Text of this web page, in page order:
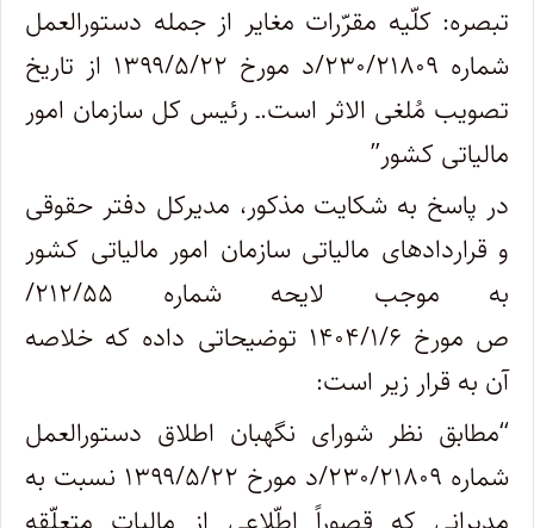
تبصره: کلّیه مقرّرات مغایر از جمله دستورالعمل
شماره ۲۳۰/۲۱۸۰۹/د مورخ ۱۳۹۹/۵/۲۲ از تاریخ
تصویب مُلغی الاثر است.ـ رئیس کل سازمان امور
مالیاتی کشور”
در پاسخ به شکایت مذکور، مدیرکل دفتر حقوقی
و قراردادهای مالیاتی سازمان امور مالیاتی کشور
به موجب لایحه شماره ۲۱۲/۵۵/
ص مورخ ۱۴۰۴/۱/۶ توضیحاتی داده که خلاصه
آن به قرار زیر است:
“مطابق نظر شورای نگهبان اطلاق دستورالعمل
شماره ۲۳۰/۲۱۸۰۹/د مورخ ۱۳۹۹/۵/۲۲ نسبت به